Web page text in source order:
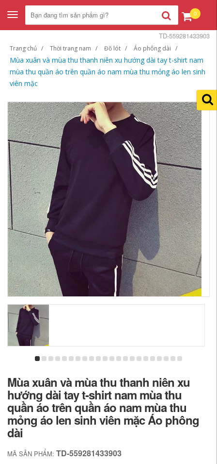
Toggle
navigation
0
Trang chủ Thời trang nam Đồ lót Áo phông dài
Mùa xuân và mùa thu thanh niên xu hướng dài tay t-shirt nam
mùa thu quần áo trên quần áo nam mùa thu mỏng áo len sinh
viên mặc
TD-559281433903
Mùa xuân và mùa thu thanh niên xu
hướng dài tay t-shirt nam mùa thu
quần áo trên quần áo nam mùa thu
mỏng áo len sinh viên mặc Áo phông
dài
MÃ SẢN PHẨM: TD-559281433903